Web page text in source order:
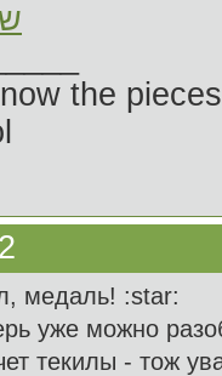
the
медаль! :star:
уже можно
текилы - тож